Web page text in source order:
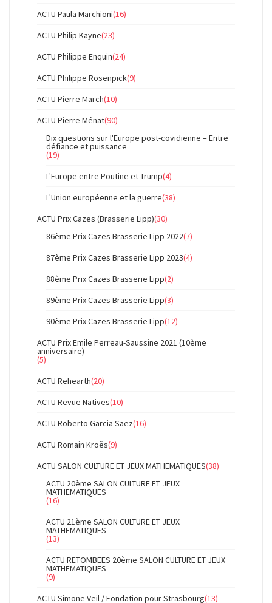
ACTU Paula Marchioni(16)
ACTU Philip Kayne(23)
ACTU Philippe Enquin(24)
ACTU Philippe Rosenpick(9)
ACTU Pierre March(10)
ACTU Pierre Ménat(90)
Dix questions sur l'Europe post-covidienne – Entre
défiance et puissance
(19)
L'Europe entre Poutine et Trump(4)
L'Union européenne et la guerre(38)
ACTU Prix Cazes (Brasserie Lipp)(30)
86ème Prix Cazes Brasserie Lipp 2022(7)
87ème Prix Cazes Brasserie Lipp 2023(4)
88ème Prix Cazes Brasserie Lipp(2)
89ème Prix Cazes Brasserie Lipp(3)
90ème Prix Cazes Brasserie Lipp(12)
ACTU Prix Emile Perreau-Saussine 2021 (10ème
anniversaire)
(5)
ACTU Rehearth(20)
ACTU Revue Natives(10)
ACTU Roberto Garcia Saez(16)
ACTU Romain Kroës(9)
ACTU SALON CULTURE ET JEUX MATHEMATIQUES(38)
ACTU 20ème SALON CULTURE ET JEUX
MATHEMATIQUES
(16)
ACTU 21ème SALON CULTURE ET JEUX
MATHEMATIQUES
(13)
ACTU RETOMBEES 20ème SALON CULTURE ET JEUX
MATHEMATIQUES
(9)
ACTU Simone Veil / Fondation pour Strasbourg(13)